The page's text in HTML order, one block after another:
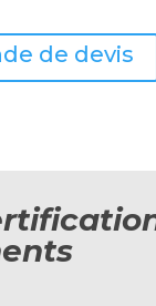
de devis